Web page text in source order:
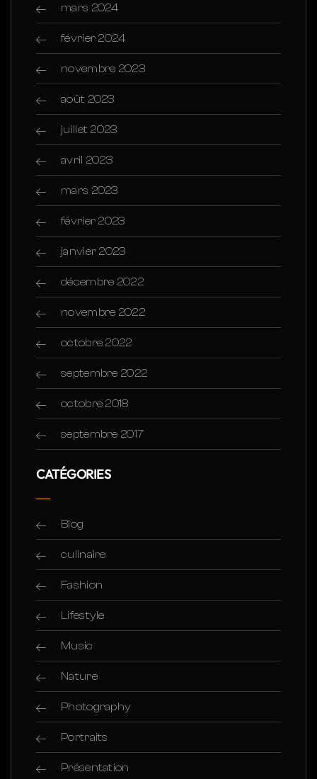
mars 2024
février 2024
novembre 2023
août 2023
juillet 2023
avril 2023
mars 2023
février 2023
janvier 2023
décembre 2022
novembre 2022
octobre 2022
septembre 2022
octobre 2018
septembre 2017
CATÉGORIES
Blog
culinaire
Fashion
Lifestyle
Music
Nature
Photography
Portraits
Présentation